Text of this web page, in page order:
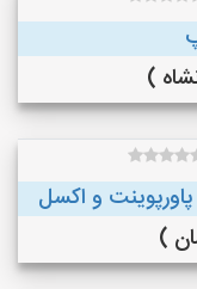
و اکسل